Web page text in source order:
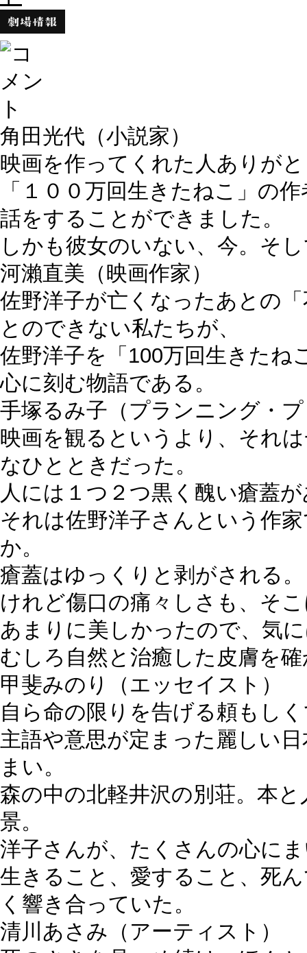
角田光代 （小説家）
映画を作ってくれた人ありが
「１００万回生きたねこ」の
話をすることができました。
しかも彼女のいない、今。そ
河瀨直美 （映画作家）
佐野洋子が亡くなったあとの
とのできない私たちが、
佐野洋子を「100万回生きたね
心に刻む物語である。
手塚るみ子 （プランニング・
映画を観るというより、それ
なひとときだった。
人には１つ２つ黒く醜い瘡蓋
それは佐野洋子さんという作
か。
瘡蓋はゆっくりと剥がされる。
けれど傷口の痛々しさも、そ
あまりに美しかったので、気
むしろ自然と治癒した皮膚を
甲斐みのり
（エッセイスト）
自ら命の限りを告げる頼もし
主語や意思が定まった麗しい
まい。
森の中の北軽井沢の別荘。本
景。
洋子さんが、たくさんの心に
生きること、愛すること、死
く響き合っていた。
清川あさみ （アーティスト）